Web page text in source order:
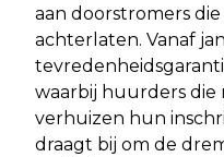
aan doorstromers
achterlaten. Vanaf
waarbij huurders die
verhuizen hun
draagt bij om de